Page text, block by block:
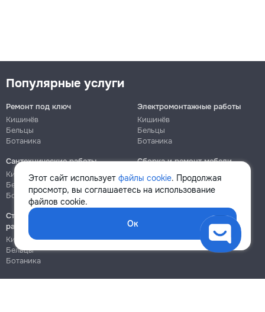
Этот сайт использует файлы cookie. Продолжая
просмотр, вы соглашаетесь на использование
файлов cookie.
Ок
Популярные услуги
Ремонт под ключ
Кишинёв
Бельцы
Ботаника
Электромонтажные работы
Кишинёв
Бельцы
Ботаника
Сантехнические работы
Кишинёв
Бельцы
Ботаника
Сборка и ремонт мебели
Кишинёв
Ботаника
Строительно-монтажные
работы
Кишинёв
Бельцы
Ботаника